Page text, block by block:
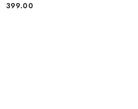
Cena:
399.00